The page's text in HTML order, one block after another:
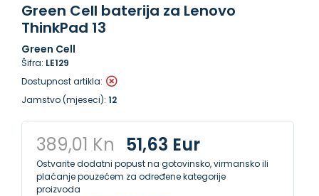
Green Cell baterija za Lenovo
ThinkPad 13
Green Cell
Šifra: LE129
Dostupnost artikla:
Jamstvo (mjeseci): 12
389,01 Kn 51,63 Eur
Ostvarite dodatni popust na gotovinsko, virmansko ili
plaćanje pouzećem za određene kategorije
proizvoda